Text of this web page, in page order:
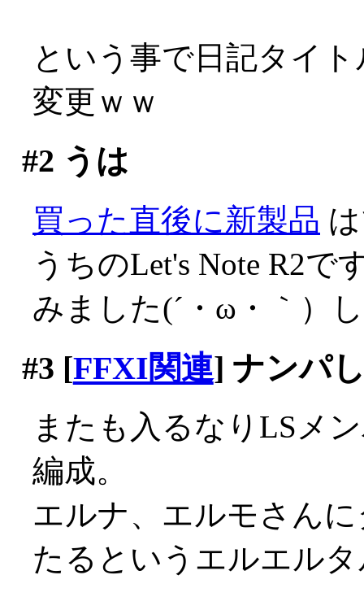
という事で日記タイ
変更ｗｗ
#2 うは
買った直後に新製品
うちのLet's Note R2で
みました(´・ω・｀）
#3 [FFXI関連] ナンパ
またも入るなりLSメ
編成。
エルナ、エルモさん
たるというエルエル